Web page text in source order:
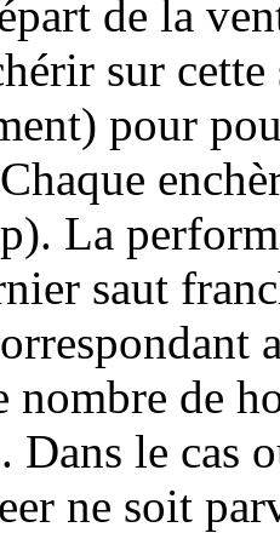
de la
sur
pour
La
saut
nombre de
Dans le cas
ne soit